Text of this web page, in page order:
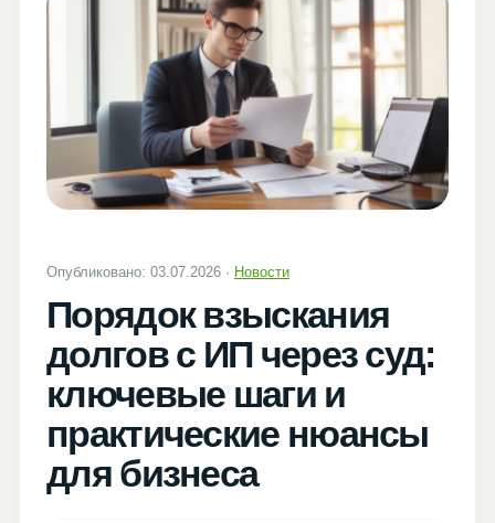
Опубликовано: 03.07.2026 · Новости
Порядок взыскания
долгов с ИП через суд:
ключевые шаги и
практические нюансы
для бизнеса